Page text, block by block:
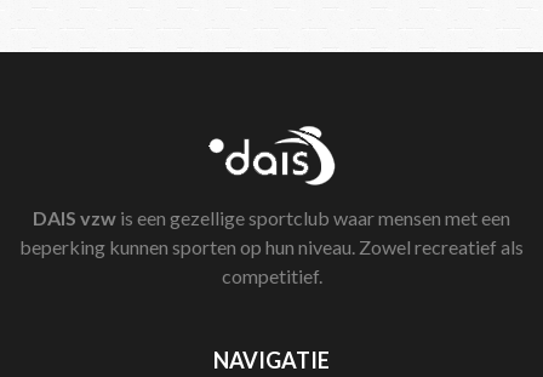
DAIS vzw is een gezellige sportclub waar mensen met een
beperking kunnen sporten op hun niveau. Zowel recreatief als
competitief.
NAVIGATIE